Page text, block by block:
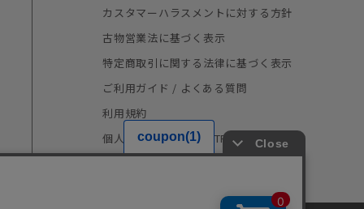
カスタマーハラスメントに対する方針
古物営業法に基づく表示
特定商取引に関する法律に基づく表示
ご利用ガイド / よくある質問
利用規約
個人情報の取り扱い（TRUSTe）